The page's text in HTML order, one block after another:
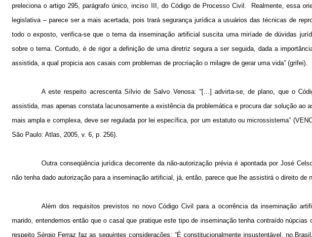
preleciona o artigo 295, parágrafo único, inciso III, do Código de Processo Civil.
Realmente, essa
legislativa – parece ser a mais acertada, pois trará segurança jurídica a usuários das técnicas de
todo o exposto, verifica-se que o tema da inseminação artificial suscita uma miríade de dúvidas
sobre o tema. Contudo, é de rigor a definição de uma diretriz segura a ser seguida, dada a
assistida, a qual propicia aos casais com problemas de procriação o milagre de gerar uma vida” (grifei).
A este respeito acrescenta Sílvio de Salvo Venosa: “[…] advirta-se, de plano, que o
assistida, mas apenas constata lacunosamente a existência da problemática e procura dar solução ao
mais ampla e complexa, deve ser regulada por lei específica, por um estatuto ou microssistema”
São Paulo: Atlas, 2005, v. 6, p. 256).
Outra conseqüência jurídica decorrente da não-autorização prévia é apontada por José
não tenha dado autorização para a inseminação artificial, já, então, parece que lhe assistirá o direito de
Além dos requisitos previstos no novo Código Civil para a ocorrência da inseminação
marido, entendemos então que o casal que pratique este tipo de inseminação tenha contraído
respeito Sérgio Ferraz faz as seguintes considerações: “É constitucionalmente insustentável, no